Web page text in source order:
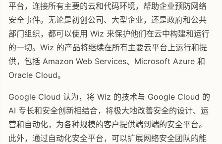
平台，连接所有主要的云和代码环境，帮助企业预防网络
安全事件。无论是初创公司、大型企业，还是政府和公共
部门组织，都可以使用 Wiz 来保护他们在云中构建和运行
的一切。Wiz 的产品将继续在所有主要云平台上运行和提
供，包括 Amazon Web Services、Microsoft Azure 和
Oracle Cloud。
Google Cloud 认为，将 Wiz 的技术与 Google Cloud 的
AI 专长和安全创新相结合，将极大地改善安全的设计、运
营和自动化，为各种规模的客户提供端到端的安全平台。
此外，通过自动化安全平台，可以扩展网络安全团队的能